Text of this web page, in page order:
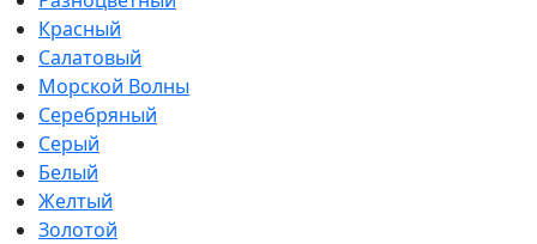
Красный
Салатовый
Морской Волны
Серебряный
Серый
Белый
Желтый
Золотой